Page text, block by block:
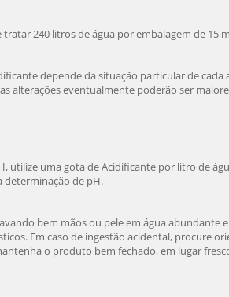
240 litros de água por embalagem de 15
depende da situação particular de
alterações eventualmente poderão ser
utilize uma gota de Acidificante por litro de
determinação de pH.
bem mãos ou pele em água abundante
Em caso de ingestão acidental, procure
o produto bem fechado, em lugar